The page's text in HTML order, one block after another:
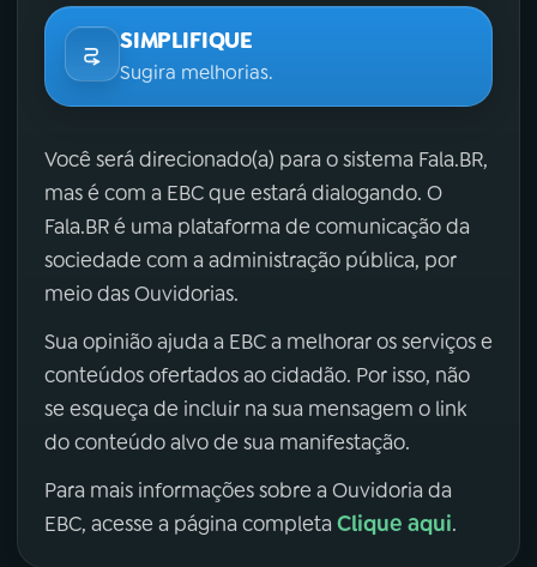
SIMPLIFIQUE
Sugira melhorias.
Você será direcionado(a) para o sistema Fala.BR,
mas é com a EBC que estará dialogando. O
Fala.BR é uma plataforma de comunicação da
sociedade com a administração pública, por
meio das Ouvidorias.
Sua opinião ajuda a EBC a melhorar os serviços e
conteúdos ofertados ao cidadão. Por isso, não
se esqueça de incluir na sua mensagem o link
do conteúdo alvo de sua manifestação.
Para mais informações sobre a Ouvidoria da
EBC, acesse a página completa Clique aqui.